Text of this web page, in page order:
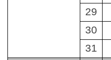
29
30
31